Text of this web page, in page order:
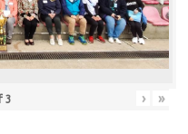
3 › »